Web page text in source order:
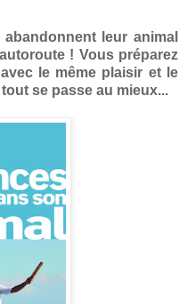
leur animal
! Vous préparez
le même plaisir et le
se passe au mieux...